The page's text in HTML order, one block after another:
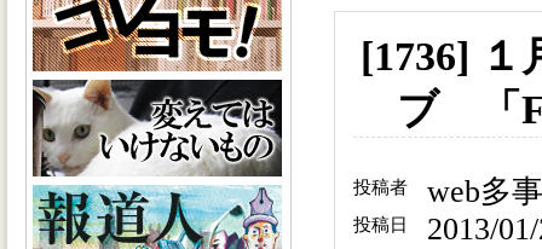
[1736] １
ブ 「
投稿者 web多
投稿日 2013/